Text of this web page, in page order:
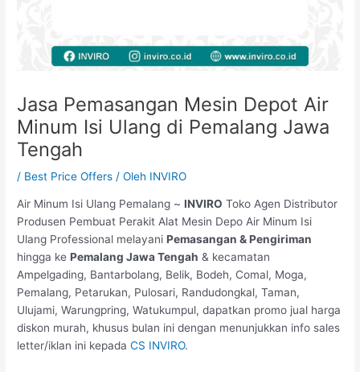
Jasa Pemasangan Mesin Depot Air
Minum Isi Ulang di Pemalang Jawa
Tengah
/ Best Price Offers / Oleh INVIRO
Air Minum Isi Ulang Pemalang ~INVIRO Toko Agen Distributor
Produsen Pembuat Perakit Alat Mesin Depo Air Minum Isi
Ulang Professional melayaniPemasangan & Pengiriman
hingga kePemalang Jawa Tengah & kecamatan
Ampelgading, Bantarbolang, Belik, Bodeh, Comal, Moga,
Pemalang, Petarukan, Pulosari, Randudongkal, Taman,
Ulujami, Warungpring, Watukumpul, dapatkan promo jual harga
diskon murah, khusus bulan ini dengan menunjukkan info sales
letter/iklan ini kepadaCS INVIRO.